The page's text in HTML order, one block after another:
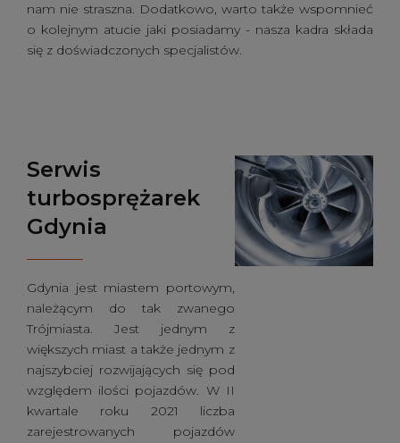
nam nie straszna. Dodatkowo, warto także wspomnieć
o kolejnym atucie jaki posiadamy - nasza kadra składa
się z doświadczonych specjalistów.
Serwis
turbosprężarek
Gdynia
Gdynia jest miastem portowym,
należącym do tak zwanego
Trójmiasta. Jest jednym z
większych miast a także jednym z
najszybciej rozwijających się pod
względem ilości pojazdów. W II
kwartale roku 2021 liczba
zarejestrowanych pojazdów